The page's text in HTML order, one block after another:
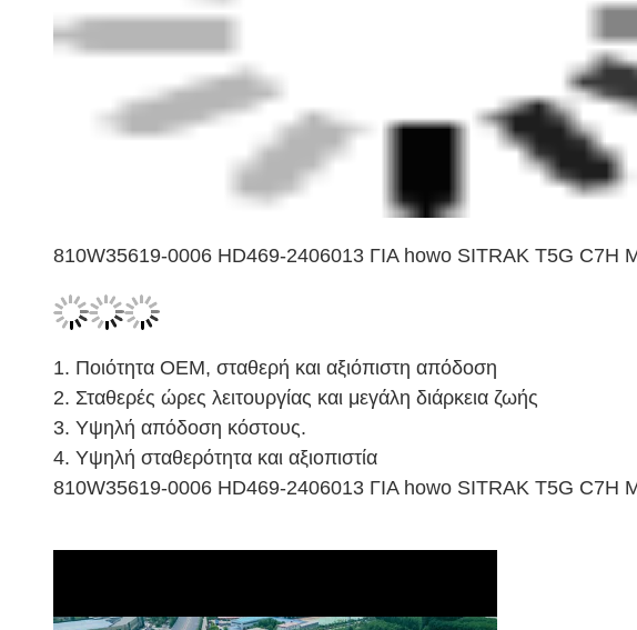
810W35619-0006 HD469-2406013 ΓΙΑ howo SITRAK T5G C7H